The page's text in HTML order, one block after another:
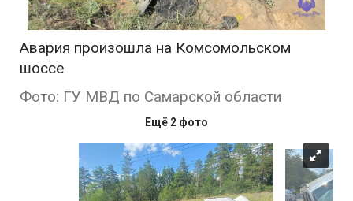
Авария произошла на Комсомольском
шоссе
Фото: ГУ МВД по Самарской области
Ещё 2 фото